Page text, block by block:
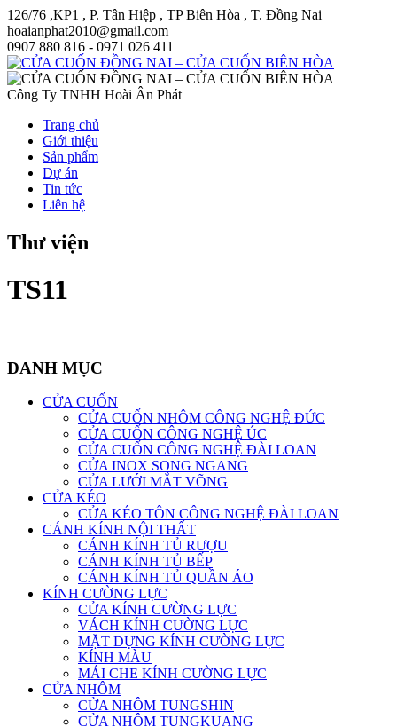
126/76 ,KP1 , P. Tân Hiệp , TP Biên Hòa , T. Đồng Nai
hoaianphat2010@gmail.com
0907 880 816 - 0971 026 411
Công Ty TNHH Hoài Ân Phát
Trang chủ
Giới thiệu
Sản phẩm
Dự án
Tin tức
Liên hệ
Thư viện
TS11
DANH MỤC
CỬA CUỐN
CỬA CUỐN NHÔM CÔNG NGHỆ ĐỨC
CỬA CUỐN CÔNG NGHỆ ÚC
CỬA CUỐN CÔNG NGHỆ ĐÀI LOAN
CỬA INOX SONG NGANG
CỬA LƯỚI MẮT VÕNG
CỬA KÉO
CỬA KÉO TÔN CÔNG NGHỆ ĐÀI LOAN
CÁNH KÍNH NỘI THẤT
CÁNH KÍNH TỦ RƯỢU
CÁNH KÍNH TỦ BẾP
CÁNH KÍNH TỦ QUẦN ÁO
KÍNH CƯỜNG LỰC
CỬA KÍNH CƯỜNG LỰC
VÁCH KÍNH CƯỜNG LỰC
MẶT DỰNG KÍNH CƯỜNG LỰC
KÍNH MÀU
MÁI CHE KÍNH CƯỜNG LỰC
CỬA NHÔM
CỬA NHÔM TUNGSHIN
CỬA NHÔM TUNGKUANG